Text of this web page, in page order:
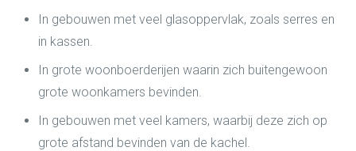
In gebouwen met veel glasoppervlak, zoals serres en
in kassen.
In grote woonboerderijen waarin zich buitengewoon
grote woonkamers bevinden.
In gebouwen met veel kamers, waarbij deze zich op
grote afstand bevinden van de kachel.